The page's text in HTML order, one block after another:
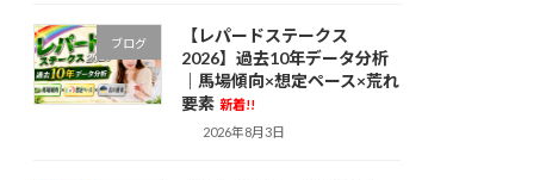
ブログ
【レパードステークス
2026】過去10年データ分析
｜馬場傾向×想定ペース×荒れ
要素 新着!!
2026年8月3日